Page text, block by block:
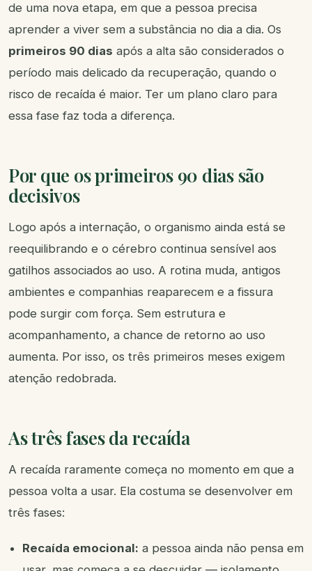
de uma nova etapa, em que a pessoa precisa
aprender a viver sem a substância no dia a dia. Os
primeiros 90 dias após a alta são considerados o
período mais delicado da recuperação, quando o
risco de recaída é maior. Ter um plano claro para
essa fase faz toda a diferença.
Por que os primeiros 90 dias são
decisivos
Logo após a internação, o organismo ainda está se
reequilibrando e o cérebro continua sensível aos
gatilhos associados ao uso. A rotina muda, antigos
ambientes e companhias reaparecem e a fissura
pode surgir com força. Sem estrutura e
acompanhamento, a chance de retorno ao uso
aumenta. Por isso, os três primeiros meses exigem
atenção redobrada.
As três fases da recaída
A recaída raramente começa no momento em que a
pessoa volta a usar. Ela costuma se desenvolver em
três fases:
Recaída emocional: a pessoa ainda não pensa em